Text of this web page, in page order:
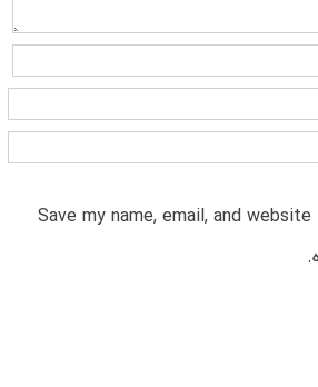
Save my name, email, and